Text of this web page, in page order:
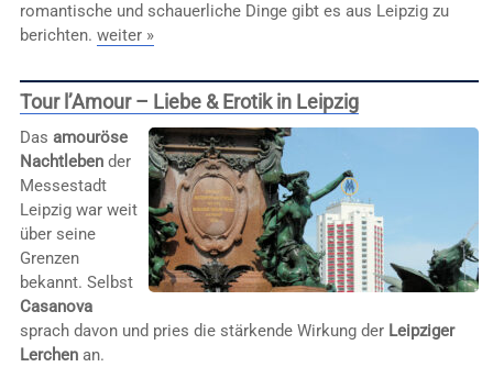
romantische und schauerliche Dinge gibt es aus Leipzig zu
berichten. weiter »
Tour l’Amour – Liebe & Erotik in Leipzig
Das amouröse
Nachtlebender
Messestadt
Leipzig war weit
über seine
Grenzen
bekannt. Selbst
Casanova
sprach davon und pries die stärkende Wirkung der Leipziger
Lerchenan.